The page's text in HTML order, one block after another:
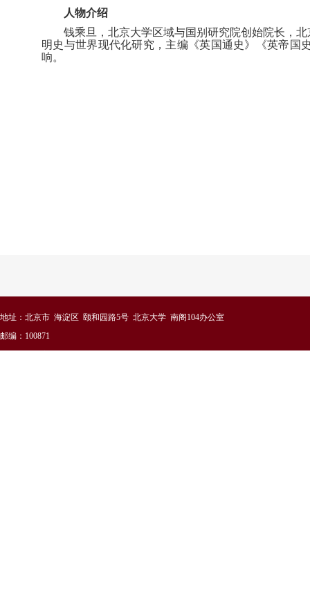
人物介绍
钱乘旦，北京大学区域与国别研究院创始院长 ， 北
明史与世界现代化研究，主编《英国通史》《英帝国
响。
地址：北京市 海淀区 颐和园路5号 北京大学 南阁104办公室
邮编：100871